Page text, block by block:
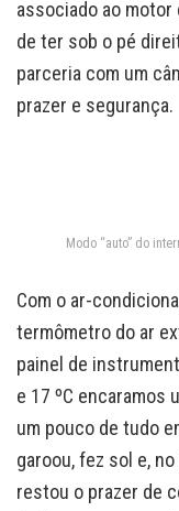
associado ao motor
de ter sob o pé
parceria com um
prazer e segurança.
Modo “auto” do
Com o ar-
termômetro do ar
painel de
e 17 ºC encaramos
um pouco de tudo
garoou, fez sol e,
restou o prazer de